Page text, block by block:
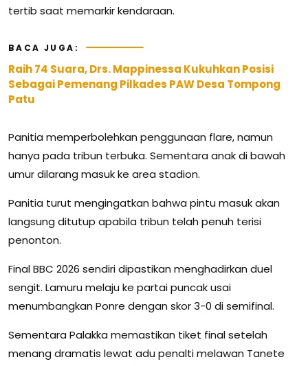
tertib saat memarkir kendaraan.
BACA JUGA:
Raih 74 Suara, Drs. Mappinessa Kukuhkan Posisi
Sebagai Pemenang Pilkades PAW Desa Tompong
Patu
Panitia memperbolehkan penggunaan flare, namun
hanya pada tribun terbuka. Sementara anak di bawah
umur dilarang masuk ke area stadion.
Panitia turut mengingatkan bahwa pintu masuk akan
langsung ditutup apabila tribun telah penuh terisi
penonton.
Final BBC 2026 sendiri dipastikan menghadirkan duel
sengit. Lamuru melaju ke partai puncak usai
menumbangkan Ponre dengan skor 3-0 di semifinal.
Sementara Palakka memastikan tiket final setelah
menang dramatis lewat adu penalti melawan Tanete